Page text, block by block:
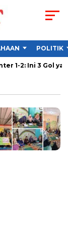
POLITIK
1-2: Ini 3 Gol